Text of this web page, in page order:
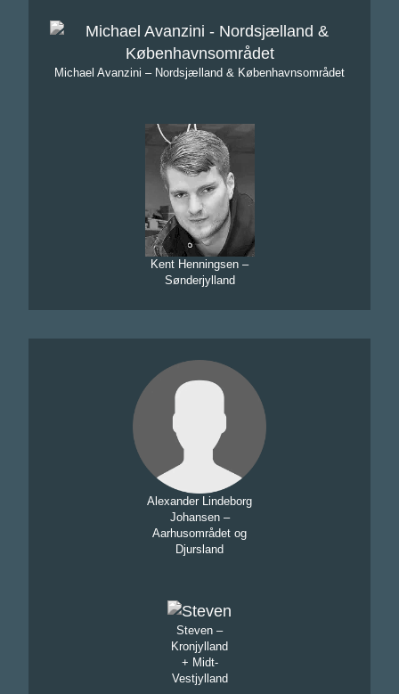
Michael Avanzini – Nordsjælland & Københavnsområdet
Kent Henningsen –
Sønderjylland
Alexander Lindeborg
Johansen –
Aarhusområdet og
Djursland
Steven –
Kronjylland
+ Midt-
Vestjylland